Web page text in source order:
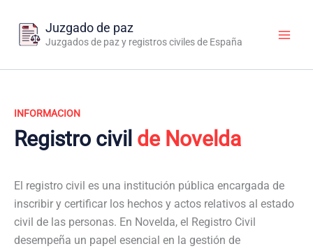
contenido
Juzgado de paz
Juzgados de paz y registros civiles de España
INFORMACION
Registro civil de Novelda
El registro civil es una institución pública encargada de
inscribir y certificar los hechos y actos relativos al estado
civil de las personas. En Novelda, el Registro Civil
desempeña un papel esencial en la gestión de